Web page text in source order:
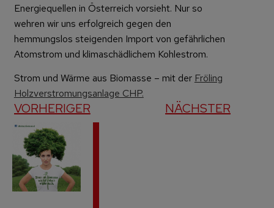
Energiequellen in Österreich vorsieht. Nur so
wehren wir uns erfolgreich gegen den
hemmungslos steigenden Import von gefährlichen
Atomstrom und klimaschädlichem Kohlestrom.
Strom und Wärme aus Biomasse – mit der Fröling
Holzverstromungsanlage CHP.
VORHERIGER NÄCHSTER